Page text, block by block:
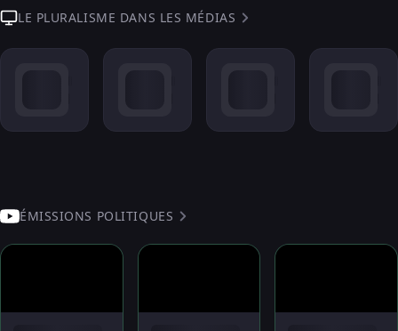
LE PLURALISME DANS LES MÉDIAS
ÉMISSIONS POLITIQUES